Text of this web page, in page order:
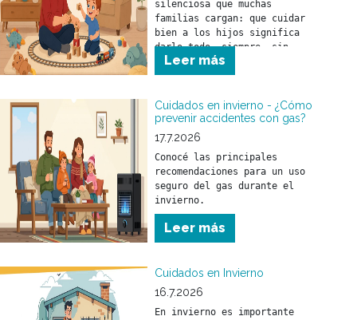
silenciosa que muchas
familias cargan: que cuidar
bien a los hijos significa
darlo todo, siempre, sin
parar.
Leer más
Cuidados en invierno - ¿Cómo
prevenir accidentes con gas?
17.7.2026
Conocé las principales
recomendaciones para un uso
seguro del gas durante el
invierno.
Leer más
Cuidados en Invierno
16.7.2026
En invierno es importante